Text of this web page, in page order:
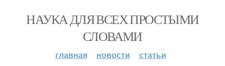
НАУКА ДЛЯ ВСЕХ ПРОСТЫМИ
СЛОВАМИ
главная новости статьи